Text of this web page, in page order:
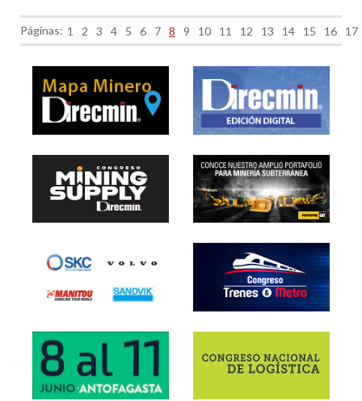
Páginas: 1 2 3 4 5 6 7 8 9 10 11 12 13 14 15 16 17